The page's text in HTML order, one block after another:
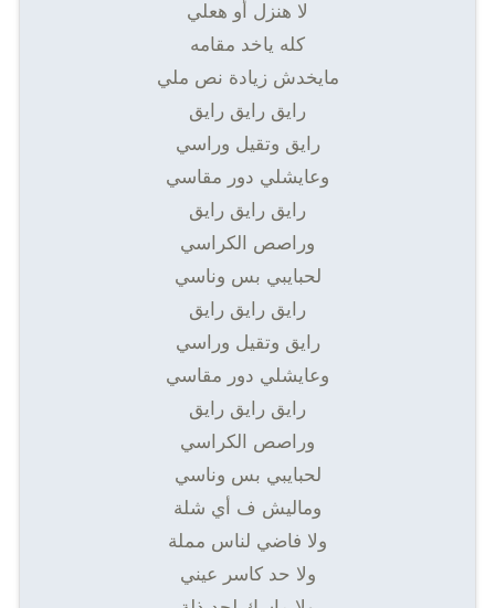
لا ھنزل أو ھعلي
كله ياخد مقامه
مايخدش زيادة نص ملي
رايق رايق رايق
رايق وتقيل وراسي
وعايشلي دور مقاسي
رايق رايق رايق
وراصص الكراسي
لحبايبي بس وناسي
رايق رايق رايق
رايق وتقيل وراسي
وعايشلي دور مقاسي
رايق رايق رايق
وراصص الكراسي
لحبايبي بس وناسي
وماليش ف أي شلة
ولا فاضي لناس مملة
ولا حد كاسر عيني